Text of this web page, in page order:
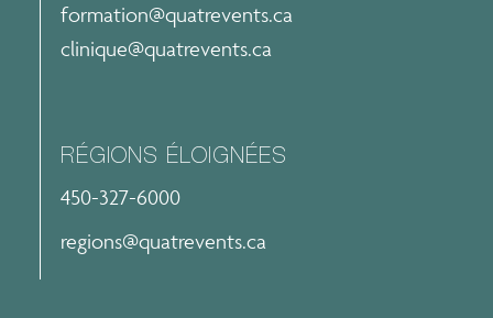
formation@quatrevents.ca
clinique@quatrevents.ca
RÉGIONS ÉLOIGNÉES
450-327-6000
regions@quatrevents.ca